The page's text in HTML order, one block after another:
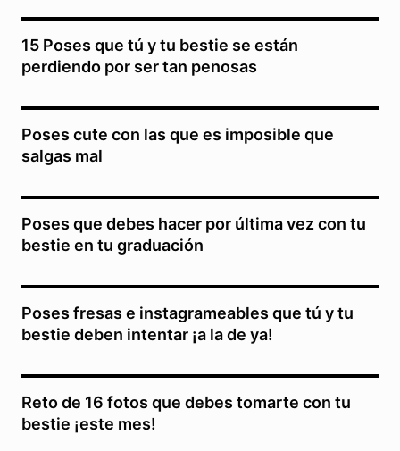
15 Poses que tú y tu bestie se están
perdiendo por ser tan penosas
Poses cute con las que es imposible que
salgas mal
Poses que debes hacer por última vez con tu
bestie en tu graduación
Poses fresas e instagrameables que tú y tu
bestie deben intentar ¡a la de ya!
Reto de 16 fotos que debes tomarte con tu
bestie ¡este mes!